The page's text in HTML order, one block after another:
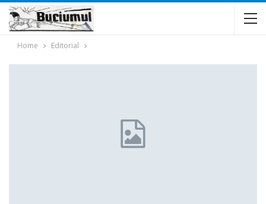
Home Editorial